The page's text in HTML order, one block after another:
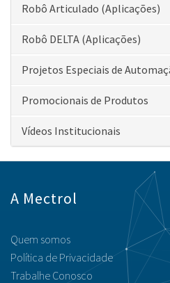
Robô Articulado (Aplicações)
Robô DELTA (Aplicações)
Projetos Especiais de
Promocionais de Produtos
Vídeos Institucionais
A Mectrol
Quem somos
Política de Privacidade
Trabalhe Conosco